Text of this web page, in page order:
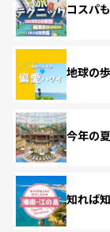
コスパ
地球の
今年の
知れば